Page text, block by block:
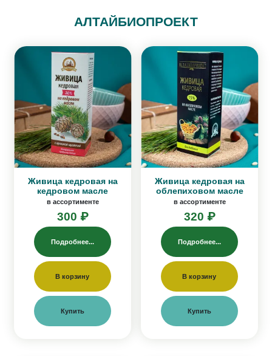
АЛТАЙБИОПРОЕКТ
Живица кедровая на
кедровом масле
в ассортименте
300 ₽
Подробнее...
В корзину
Купить
Живица кедровая на
облепиховом масле
в ассортименте
320 ₽
Подробнее...
В корзину
Купить